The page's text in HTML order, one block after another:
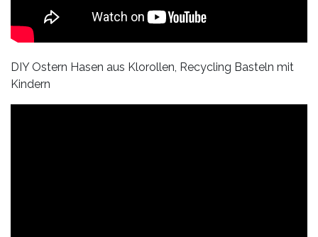
DIY Ostern Hasen aus Klorollen, Recycling Basteln mit
Kindern